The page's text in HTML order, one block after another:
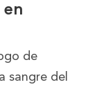
de
sangre del